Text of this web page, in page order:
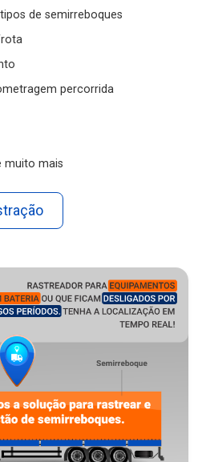
de semirreboques
percorrida
muito mais